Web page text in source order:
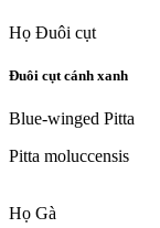
Họ Đuôi cụt
Đuôi cụt cánh xanh
Blue-winged Pitta
Pitta moluccensis
Họ Gà